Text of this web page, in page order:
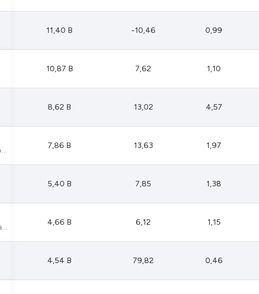
11,40 B -10,46 0,99
10,87 B 7,62 1,10
8,62 B 13,02 4,57
Energisa Mato Grosso
7,86 B 13,63 1,97
5,40 B 7,85 1,38
Equatorial Maranhao Distribuidora De Energia Sa
4,66 B 6,12 1,15
4,54 B 79,82 0,46